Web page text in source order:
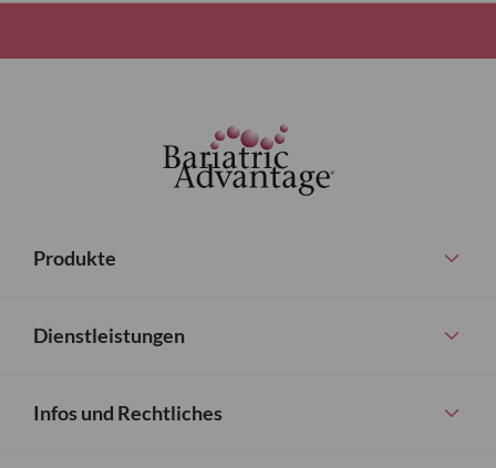
Produkte
Dienstleistungen
Infos und Rechtliches